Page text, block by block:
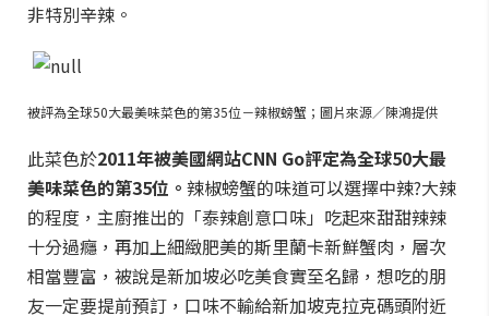
非特別辛辣。
被評為全球50大最美味菜色的第35位－辣椒螃蟹；圖片來源／陳鴻提供
此菜色於2011年被美國網站CNN Go評定為全球50大最
美味菜色的第35位。 辣椒螃蟹的味道可以選擇中辣?大辣
的程度，主廚推出的「泰辣創意口味」吃起來甜甜辣辣
十分過癮，再加上細緻肥美的斯里蘭卡新鮮蟹肉，層次
相當豐富，被說是新加坡必吃美食實至名歸，想吃的朋
友一定要提前預訂，口味不輸給新加坡克拉克碼頭附近